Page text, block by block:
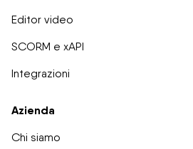
Editor video
SCORM e xAPI
Integrazioni
Azienda
Chi siamo